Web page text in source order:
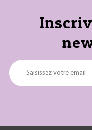
Saisissez votre email